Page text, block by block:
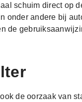
schuim direct op
onder andere bij
de
de oorzaak van